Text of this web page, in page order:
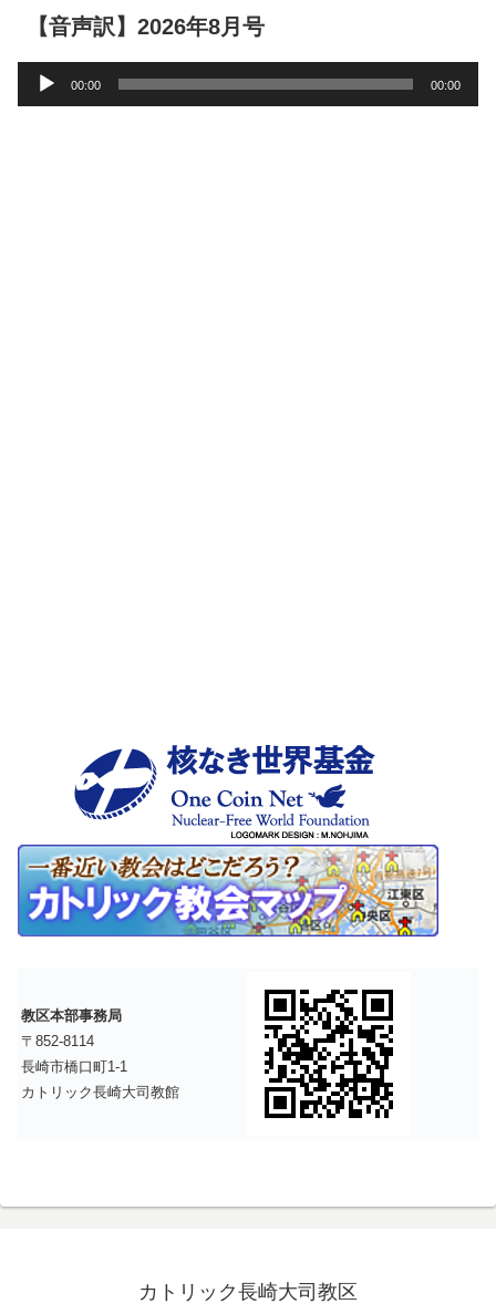
【音声訳】2026年8月号
声
00:00 00:00
教区本部事務局
〒852-8114
長崎市橋口町1-1
カトリック長崎大司教館
カトリック長崎大司教区